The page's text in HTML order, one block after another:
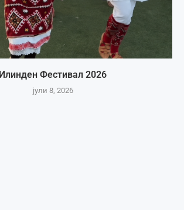
Илинден Фестивал 2026
јули 8, 2026